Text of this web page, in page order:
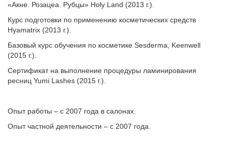
«Акне. Розацеа. Рубцы» Holy Land (2013 г.).
Курс подготовки по применению косметических средств
Hyamatrix (2013 г.).
Базовый курс обучения по косметике Sesderma, Keenwell
(2015 г.).
Сертификат на выполнение процедуры ламинирования
ресниц Yumi Lashes (2015 г.).
Опыт работы – с 2007 года в салонах.
Опыт частной деятельности – с 2007 года.